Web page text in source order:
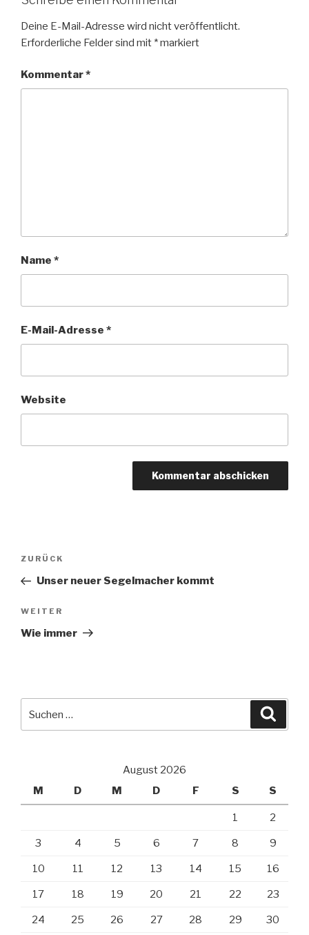
Deine E-Mail-Adresse wird nicht veröffentlicht.
Erforderliche Felder sind mit *markiert
Kommentar*
Name *
E-Mail-Adresse *
Website
Beitragsnavigation
Vorheriger
Beitrag
ZURÜCK
Unser neuer Segelmacher kommt
Nächster
Beitrag
WEITER
Wie immer
nach:
August 2026
M
D M D F S S
1 2
3 4 5 6 7 8 9
10 11 12 13 14 15 16
17 18 19 20 21 22 23
24 25 26 27 28 29 30